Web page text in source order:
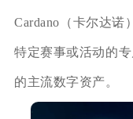
Cardano（卡尔达诺
特定赛事或活动的
的主流数字资产。